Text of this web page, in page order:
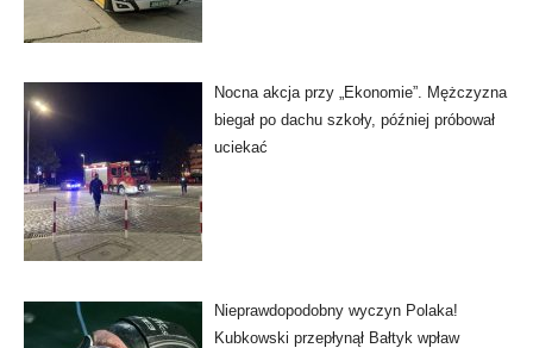
Nocna akcja przy „Ekonomie”. Mężczyzna
biegał po dachu szkoły, później próbował
uciekać
Nieprawdopodobny wyczyn Polaka!
Kubkowski przepłynął Bałtyk wpław